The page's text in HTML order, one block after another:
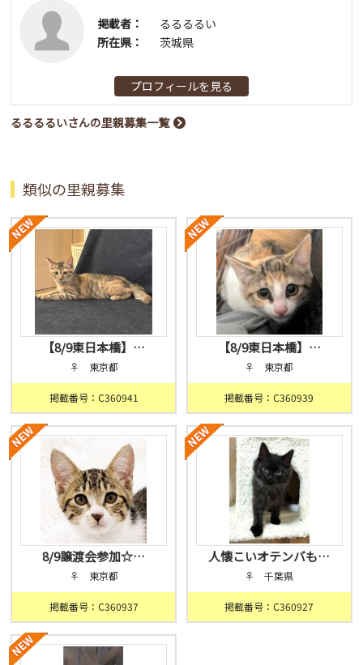
掲載者：
るるるるい
所在県：
茨城県
プロフィールを見る
るるるるいさんの里親募集一覧
類似の里親募集
【8/9東日本橋】…
♀ 東京都
掲載番号：C360941
【8/9東日本橋】…
♀ 東京都
掲載番号：C360939
8/9譲渡会参加☆…
♀ 東京都
掲載番号：C360937
人懐こいオテンバも…
♀ 千葉県
掲載番号：C360927